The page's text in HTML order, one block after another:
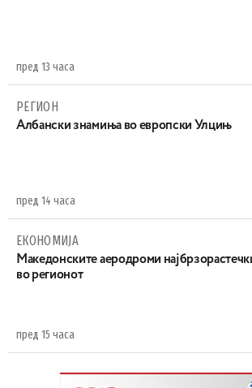
пред 13 часа
РЕГИОН
Aлбански знамиња во европски Улцињ
пред 14 часа
ЕКОНОМИЈА
Maкедонските аеродроми
во регионот
пред 15 часа